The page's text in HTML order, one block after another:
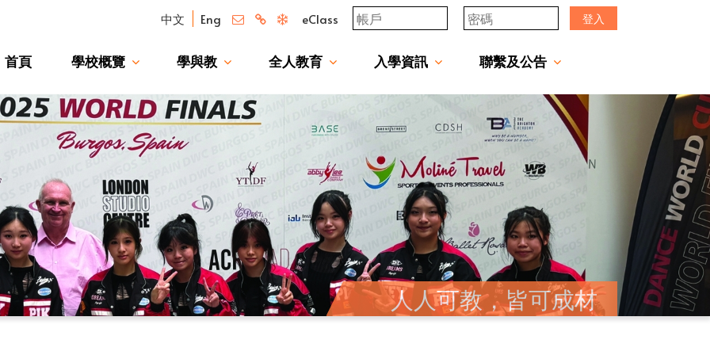
中文 Eng eClass 登入
首頁 學校概覽 學與教 全人教育 入學資訊 聯繫及公告
人人可教，皆可成材